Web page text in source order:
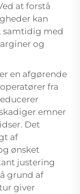
at forstå
kan
samtidig med
og
en afgørende
fra
emner
Det
af
ønsket
justering
grund af
giver